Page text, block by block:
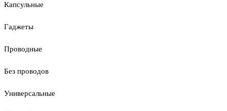
Капсульные
Гаджеты
Проводные
Без проводов
Универсальные